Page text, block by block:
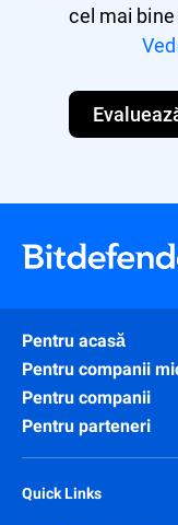
cel mai
Pentru acasă
Pentru companii
Pentru companii
Pentru parteneri
Quick Links